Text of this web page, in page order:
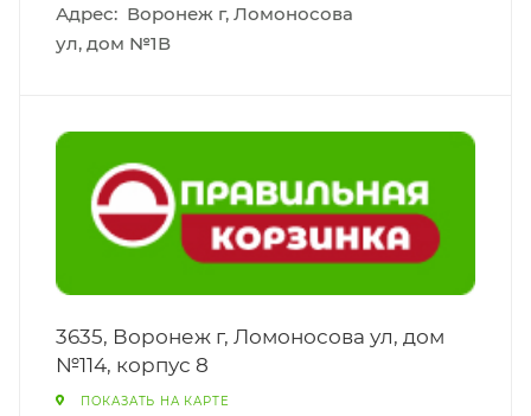
Адрес: Воронеж г, Ломоносова
ул, дом №1В
3635, Воронеж г, Ломоносова ул, дом
№114, корпус 8
ПОКАЗАТЬ НА КАРТЕ